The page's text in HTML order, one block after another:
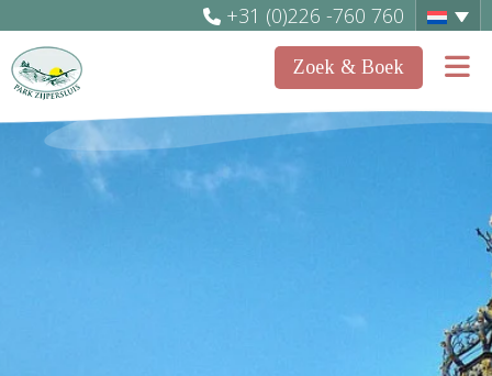
+31 (0)226 -760 760
Zoek & Boek